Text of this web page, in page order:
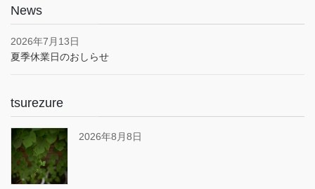
News
2026年7月13日
夏季休業日のおしらせ
tsurezure
2026年8月8日